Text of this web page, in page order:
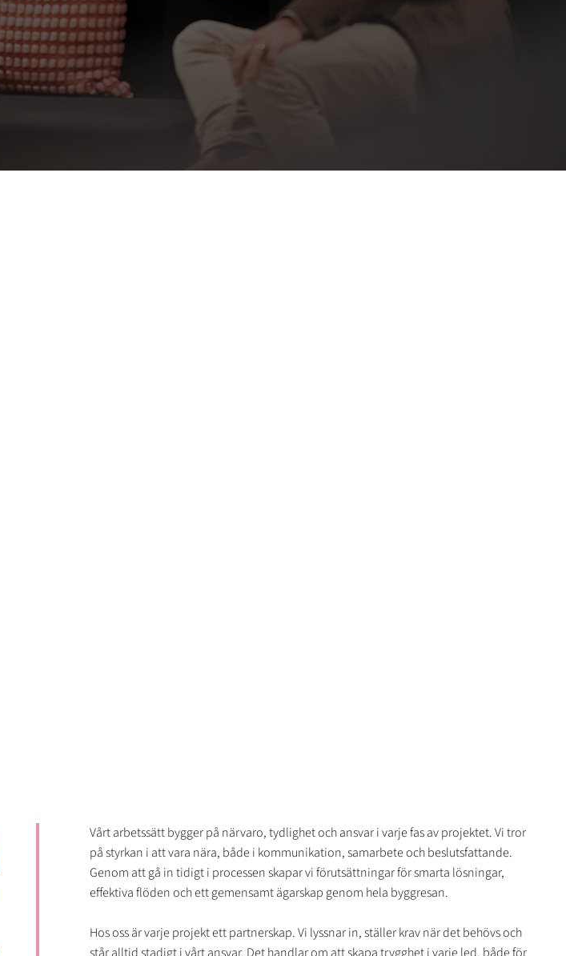
Vårt arbetssätt bygger på närvaro, tydlighet och ansvar i varje fas av projektet. Vi tror
på styrkan i att vara nära, både i kommunikation, samarbete och beslutsfattande.
Genom att gå in tidigt i processen skapar vi förutsättningar för smarta lösningar,
effektiva flöden och ett gemensamt ägarskap genom hela byggresan.
Hos oss är varje projekt ett partnerskap. Vi lyssnar in, ställer krav när det behövs och